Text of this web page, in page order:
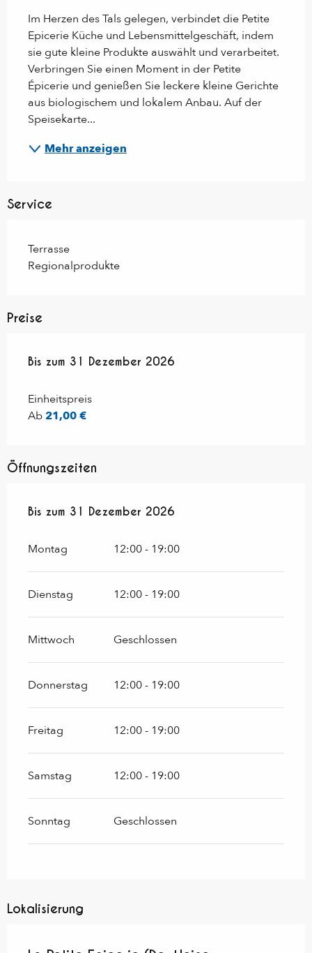
Im Herzen des Tals gelegen, verbindet die Petite
Epicerie Küche und Lebensmittelgeschäft, indem
sie gute kleine Produkte auswählt und verarbeitet.
Verbringen Sie einen Moment in der Petite
Épicerie und genießen Sie leckere kleine Gerichte
aus biologischem und lokalem Anbau. Auf der
Speisekarte...
Mehr anzeigen
Service
Terrasse
Regionalprodukte
Preise
ab 1 Februar 2026bis zum
Bis zum 31 Dezember 2026
Einheitspreis
Ab 21,00 €
Öffnungszeiten
vom1 Februar 2026 bis zum
Bis zum 31 Dezember 2026
Montag 12:00 - 19:00
Dienstag 12:00 - 19:00
Mittwoch Geschlossen
Donnerstag 12:00 - 19:00
Freitag 12:00 - 19:00
Samstag 12:00 - 19:00
Sonntag Geschlossen
Lokalisierung